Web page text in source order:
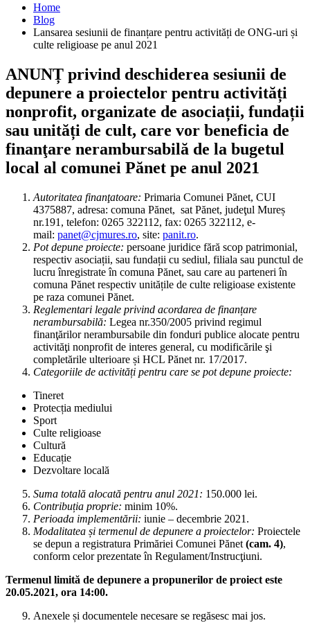
Home
Blog
Lansarea sesiunii de finanțare pentru activități de ONG-uri și
culte religioase pe anul 2021
ANUNȚ privind deschiderea sesiunii de
depunere a proiectelor pentru activități
nonprofit, organizate de asociații, fundații
sau unități de cult, care vor beneficia de
finanţare nerambursabilă de la bugetul
local al comunei Pănet pe anul 2021
Autoritatea finanţatoare: Primaria Comunei Pănet, CUI
4375887, adresa: comuna Pănet, sat Pănet, judeţul Mureș
nr.191, telefon: 0265 322112, fax: 0265 322112, e-
mail: panet@cjmures.ro, site: panit.ro.
Pot depune proiecte: persoane juridice fără scop patrimonial,
respectiv asociații, sau fundații cu sediul, filiala sau punctul de
lucru înregistrate în comuna Pănet, sau care au parteneri în
comuna Pănet respectiv unitățile de culte religioase existente
pe raza comunei Pănet.
Reglementari legale privind acordarea de finanțare
nerambursabilă: Legea nr.350/2005 privind regimul
finanţărilor nerambursabile din fonduri publice alocate pentru
activităţi nonprofit de interes general, cu modificările şi
completările ulterioare și HCL Pănet nr. 17/2017.
Categoriile de activități pentru care se pot depune proiecte:
Tineret
Protecția mediului
Sport
Culte religioase
Cultură
Educație
Dezvoltare locală
Suma totală alocată pentru anul 2021: 150.000 lei.
Contribuția proprie: minim 10%.
Perioada implementării: iunie – decembrie 2021.
Modalitatea și termenul de depunere a proiectelor: Proiectele
se depun a registratura Primăriei Comunei Pănet (cam. 4),
conform celor prezentate în Regulament/Instrucţiuni.
Termenul limită de depunere a propunerilor de proiect este
20.05.2021, ora 14:00.
Anexele și documentele necesare se regăsesc mai jos.